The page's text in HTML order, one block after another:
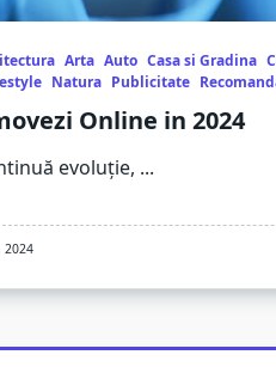
Arta Auto Casa si Gradina
Natura Publicitate
Online in 2024
evoluție, ...
2024